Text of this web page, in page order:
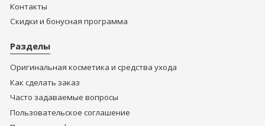
Контакты
Скидки и бонусная программа
Разделы
Оригинальная косметика и средства ухода
Как сделать заказ
Часто задаваемые вопросы
Пользовательское соглашение